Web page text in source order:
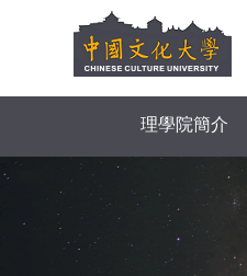
要
理學院簡介